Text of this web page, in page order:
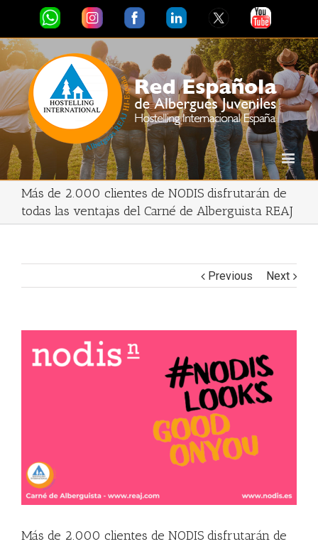
Más de 2.000 clientes de NODIS disfrutarán de
todas las ventajas del Carné de Alberguista REAJ
Previous Next
Larger
Más de 2.000 clientes de NODIS disfrutarán de